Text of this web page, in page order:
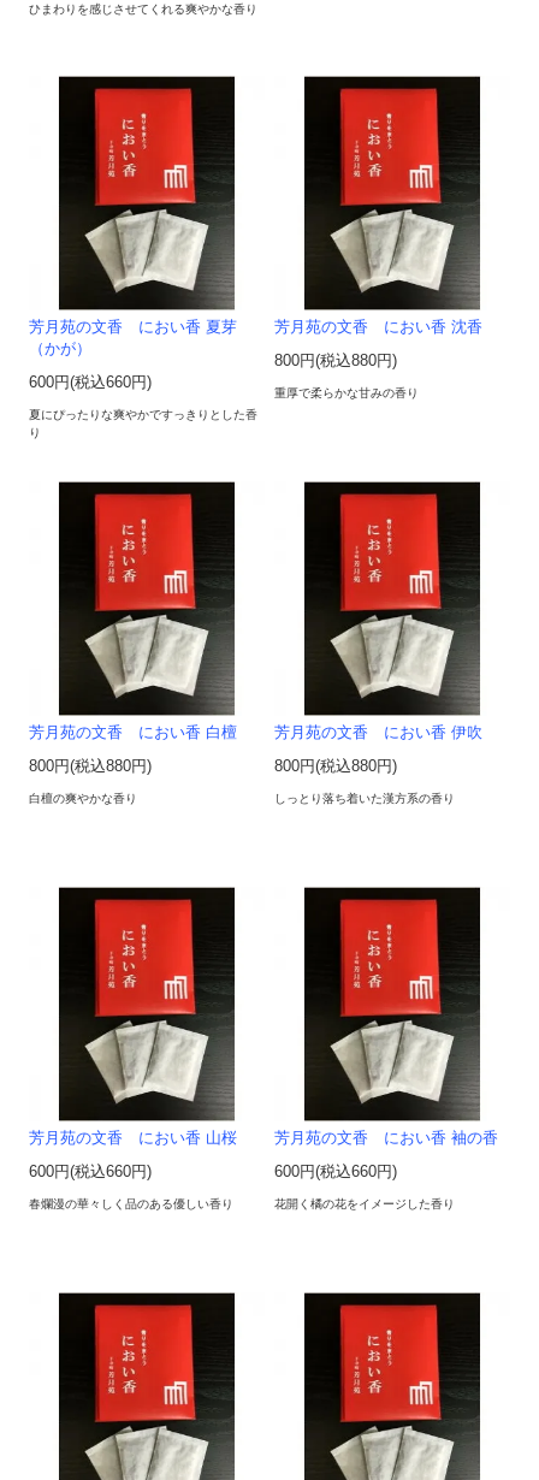
ひまわりを感じさせてくれる爽やかな香り
芳月苑の文香 におい香 夏芽
（かが）
600円(税込660円)
夏にぴったりな爽やかですっきりとした香
り
芳月苑の文香 におい香 沈香
800円(税込880円)
重厚で柔らかな甘みの香り
芳月苑の文香 におい香 白檀
800円(税込880円)
白檀の爽やかな香り
芳月苑の文香 におい香 伊吹
800円(税込880円)
しっとり落ち着いた漢方系の香り
芳月苑の文香 におい香 山桜
600円(税込660円)
春爛漫の華々しく品のある優しい香り
芳月苑の文香 におい香 袖の香
600円(税込660円)
花開く橘の花をイメージした香り